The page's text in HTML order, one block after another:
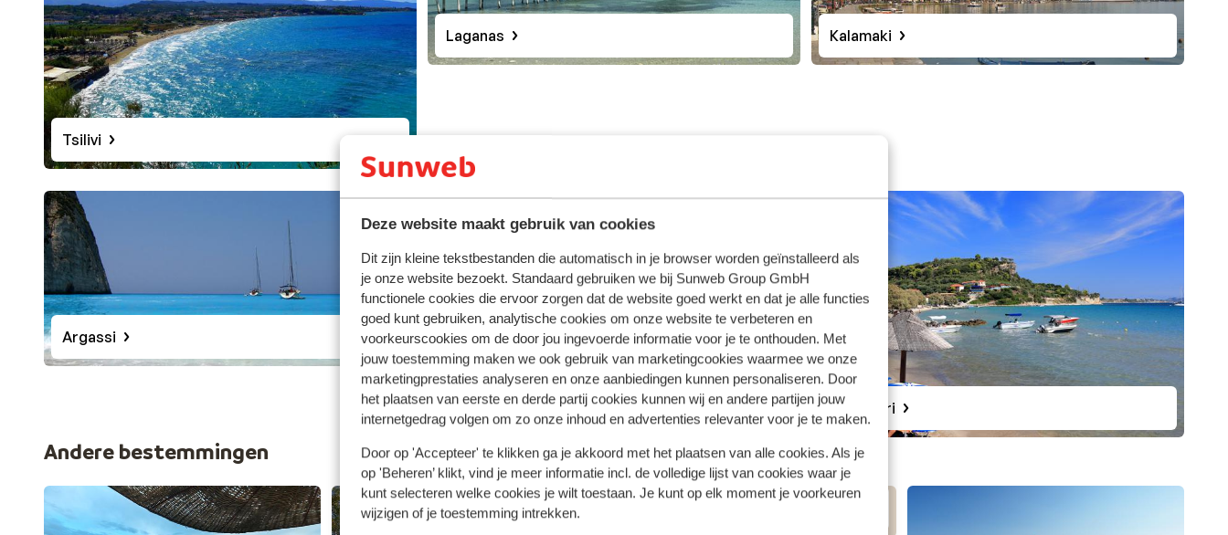
Deze website maakt gebruik van cookies
Dit zijn kleine tekstbestanden die automatisch in je browser worden geïnstalleerd als
je onze website bezoekt. Standaard gebruiken we bij Sunweb Group GmbH
functionele cookies die ervoor zorgen dat de website goed werkt en dat je alle functies
goed kunt gebruiken, analytische cookies om onze website te verbeteren en
voorkeurscookies om de door jou ingevoerde informatie voor je te onthouden. Met
jouw toestemming maken we ook gebruik van marketingcookies waarmee we onze
marketingprestaties analyseren en onze aanbiedingen kunnen personaliseren. Door
het plaatsen van eerste en derde partij cookies kunnen wij en andere partijen jouw
internetgedrag volgen om zo onze inhoud en advertenties relevanter voor je te maken.
Door op 'Accepteer' te klikken ga je akkoord met het plaatsen van alle cookies. Als je
op 'Beheren’ klikt, vind je meer informatie incl. de volledige lijst van cookies waar je
kunt selecteren welke cookies je wilt toestaan. Je kunt op elk moment je voorkeuren
wijzigen of je toestemming intrekken.
De ideale bestemming op Zakynthos
De hoofdstad van het eiland heeft door de aardbeving zijn authentieke charme niet verloren en de typisch Griekse
sfeer proef je ook nog in veel andere plaatsjes. Zo ook inTsilivi, terwijl daar ook genoeg toeristische voorzieningen te
vinden zijn die voor de vakantiegangers die er in de zomervakantie naartoe reizen. De bekendste badplaats is
misschien welLaganas, dat pal aan een mooi zandstrand ligt en in het verlengde van Laganas ligt
met uitzicht op zee van een lekkere Griekse maaltijd kunt genieten. Want een vakantie op Zakynthos is natuurlijk niet
compleet zonder te proeven van Griekse tzatziki, mousaka of spanakopita. Deze gerechten proef je in alle tavernes
die er in de talloze stadjes op het eiland te vinden zijn.
Dat Zakynthos een eiland is waar ieder jaar graag mensen opnieuw naartoe reizen is eigenlijk heel logisch. Zeker als je
bedenkt hoe veelzijdig het eiland is: schitterende stranden, eeuwenoude cultuurschatten, pittoreske dorpjes en ook
idyllische baaitjes zijn hier in overvloed. Bovendien is de Griekse gastvrijheid hartverwarmend en de traditionele keuken
overheerlijk. Dit Griekse paradijsje is er een van vele hoogtepunten!
Stranden
Op Zakynthos zijn de stranden van bestemmingen zoals Tsilivi, Argassi, Agios Sostis en Porto Koukla prachtig, maar
ze kunnen door natuurlijke verschijnselen zoals erosie veranderen. Het kan voorkomen dat het strand smaller wordt of,
in sommige gevallen, zelfs een heel seizoen niet aanwezig is. Deze veranderingen zijn onvoorspelbaar en worden
beïnvloed door bijvoorbeeld sterke stromingen, weersomstandigheden en getijden. Houd hier rekening mee bij het
plannen van je bezoek. Zakynthos biedt gelukkig tal van andere prachtige plekken om te ontdekken!
Tsilivi
Laganas Kalamaki
Argassi
Kipseli Limni Keri
Andere bestemmingen